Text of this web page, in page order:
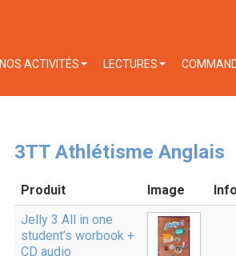
NOS ACTIVITÉS LECTURES
3TT Athlétisme Anglais
Produit Image
Jelly 3 All in one
student’s worbook +
CD audio